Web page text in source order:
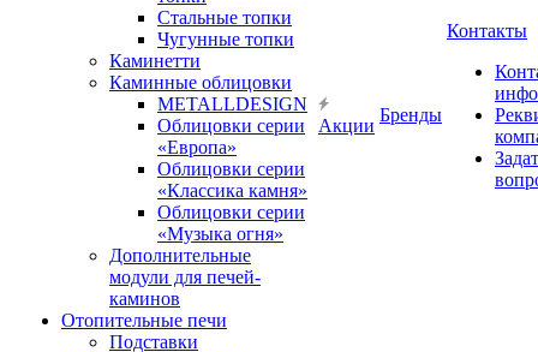
Стальные топки
Чугунные топки
Каминетти
Каминные облицовки
METALLDESIGN
Облицовки серии
«Европа»
Облицовки серии
«Классика камня»
Облицовки серии
«Музыка огня»
Дополнительные
модули для печей-
каминов
Отопительные печи
Подставки
Акции
Бренды
Контакты